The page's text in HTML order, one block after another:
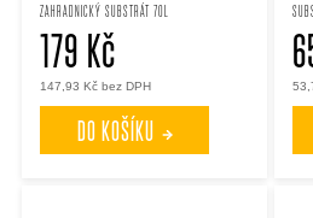
ZAHRADNICKÝ SUBSTRÁT 70L
147,93 Kč bez DPH
179 Kč
DO KOŠÍKU